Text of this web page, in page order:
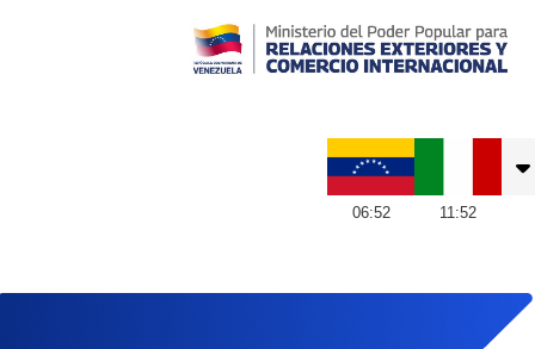
06:52 11 :52